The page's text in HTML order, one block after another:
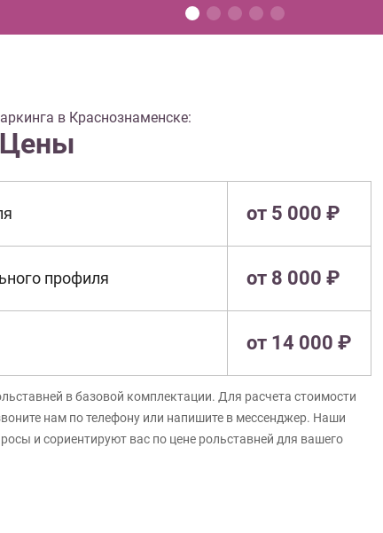
в Краснознаменске:
Цены
от 5 000 ₽
профиля от 8 000 ₽
от 14 000 ₽
в базовой комплектации. Для расчета стоимости
нам по телефону или напишите в мессенджер. Наши
и сориентируют вас по цене рольставней для вашего